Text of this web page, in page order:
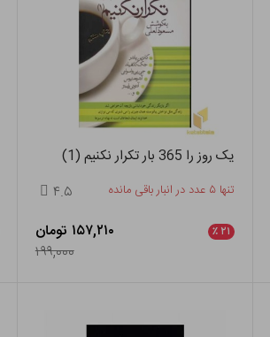
یک روز را 365 بار تکرار نکنیم (1)
تنها ۵ عدد در انبار باقی مانده ۴.۵
۲۱ ٪
۱۵۷,۲۱۰ تومان
۱۹۹,۰۰۰